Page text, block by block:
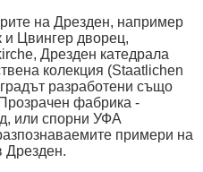
на Дрезден, например
Цвингер дворец,
Дрезден катедрала
колекция (Staatlichen
разработени също
фабрика -
или спорни УФА
примери на
Дрезден.